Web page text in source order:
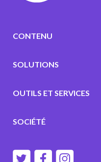
CONTENU
SOLUTIONS
OUTILS ET SERVICES
SOCIÉTÉ